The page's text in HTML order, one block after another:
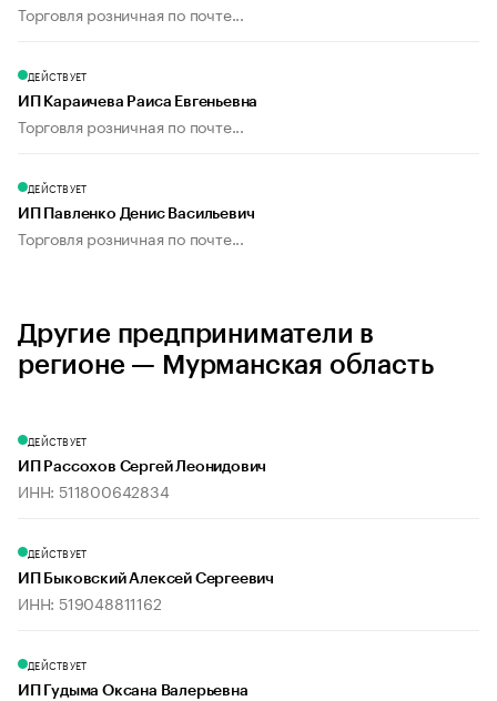
Торговля розничная по почте...
ДЕЙСТВУЕТ
ИП Караичева Раиса Евгеньевна
Торговля розничная по почте...
ДЕЙСТВУЕТ
ИП Павленко Денис Васильевич
Торговля розничная по почте...
Другие предприниматели в
регионе — Мурманская область
ДЕЙСТВУЕТ
ИП Рассохов Сергей Леонидович
ИНН: 511800642834
ДЕЙСТВУЕТ
ИП Быковский Алексей Сергеевич
ИНН: 519048811162
ДЕЙСТВУЕТ
ИП Гудыма Оксана Валерьевна